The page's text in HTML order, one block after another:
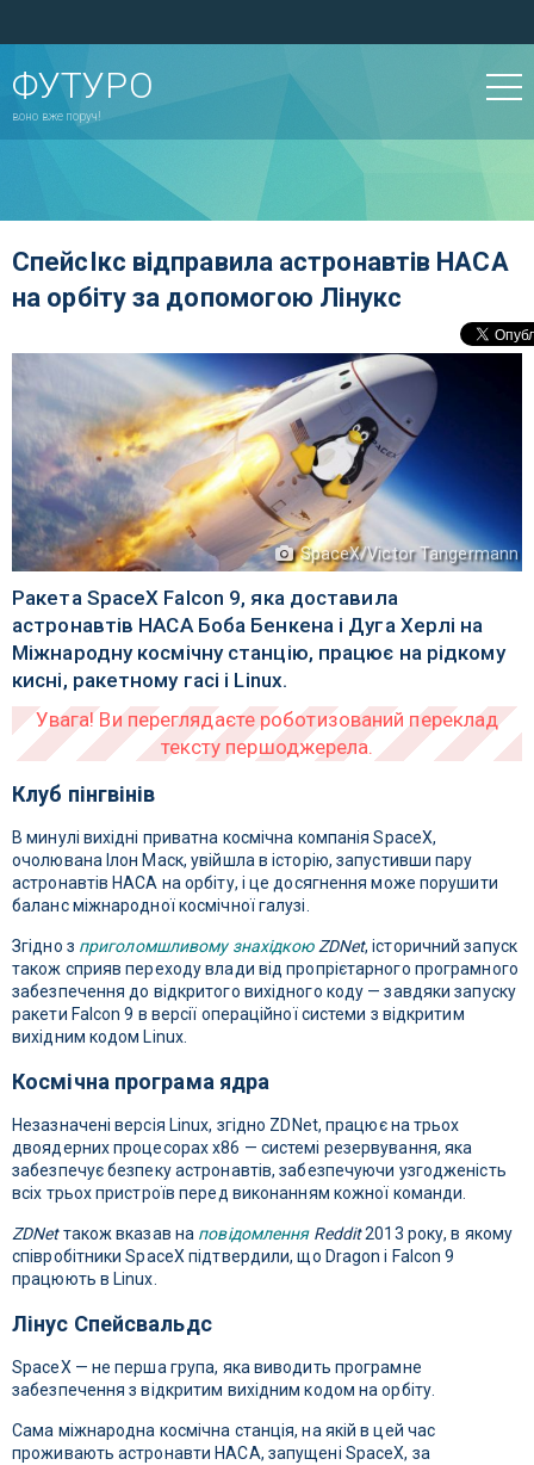
ФУТУРО
воно вже поруч!
СпейсІкс відправила астронавтів НАСА
на орбіту за допомогою Лінукс
SpaceX/Victor Tangermann
Ракета SpaceX Falcon 9, яка доставила
астронавтів НАСА Боба Бенкена і Дуга Херлі на
Міжнародну космічну станцію, працює на рідкому
кисні, ракетному гасі і Linux.
Клуб пінгвінів
В минулі вихідні приватна космічна компанія SpaceX,
очолювана Ілон Маск, увійшла в історію, запустивши пару
астронавтів НАСА на орбіту, і це досягнення може порушити
баланс міжнародної космічної галузі.
Згідно з приголомшливому знахідкою ZDNet, історичний запуск
також сприяв переходу влади від пропрієтарного програмного
забезпечення до відкритого вихідного коду — завдяки запуску
ракети Falcon 9 в версії операційної системи з відкритим
вихідним кодом Linux.
Космічна програма ядра
Незазначені версія Linux, згідно ZDNet, працює на трьох
двоядерних процесорах x86 — системі резервування, яка
забезпечує безпеку астронавтів, забезпечуючи узгодженість
всіх трьох пристроїв перед виконанням кожної команди.
ZDNetтакож вказав на повідомлення Reddit2013 року, в якому
співробітники SpaceX підтвердили, що Dragon і Falcon 9
працюють в Linux.
Лінус Спейсвальдс
SpaceX — не перша група, яка виводить програмне
забезпечення з відкритим вихідним кодом на орбіту.
Сама міжнародна космічна станція, на якій в цей час
проживають астронавти НАСА, запущені SpaceX, за